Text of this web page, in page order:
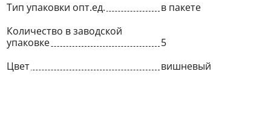
Тип упаковки опт.ед.
в пакете
Количество в заводской
упаковке
5
Цвет
вишневый